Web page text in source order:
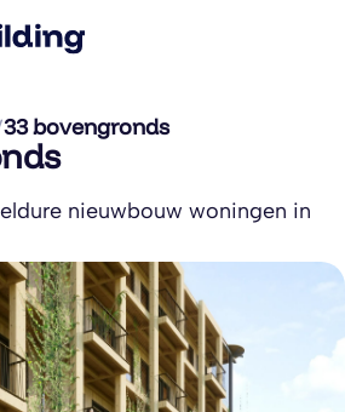
33 bovengronds
nieuwbouw woningen in